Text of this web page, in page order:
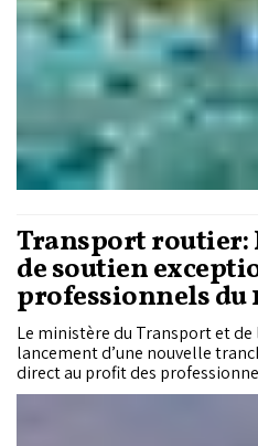
Transport routier:
de soutien
professionnels du
Le ministère du Transport et
lancement d’une nouvelle
direct au profit des
personnes et de